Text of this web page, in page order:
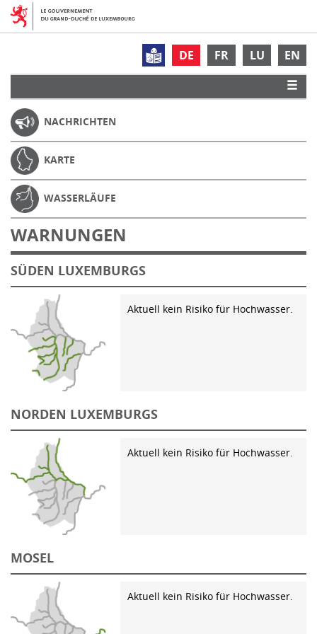
DE FR LU EN
NACHRICHTEN
KARTE
WASSERLÄUFE
WARNUNGEN
SÜDEN LUXEMBURGS
Aktuell kein Risiko für Hochwasser.
NORDEN LUXEMBURGS
Aktuell kein Risiko für Hochwasser.
MOSEL
Aktuell kein Risiko für Hochwasser.